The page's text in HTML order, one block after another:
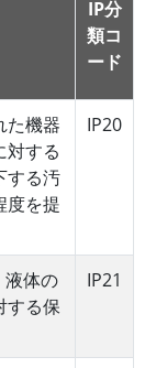
IP分
類コ
ード
た機器
対する
する汚
度を提
IP20
液体の
する保
IP21